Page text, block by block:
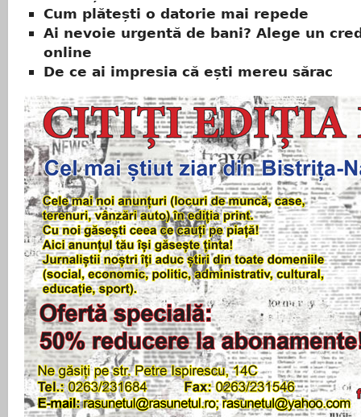
Cum plătești o datorie mai repede
Ai nevoie urgentă de bani? Alege un
online
De ce ai impresia că ești mereu sărac